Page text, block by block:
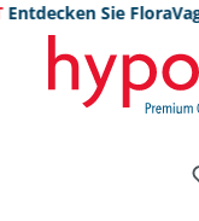
Sie FloraVag